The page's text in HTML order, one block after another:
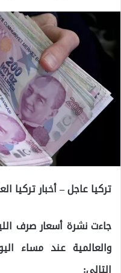
تركيا عاجل – أخبار تركيا
جاءت نشرة أسعار صرف